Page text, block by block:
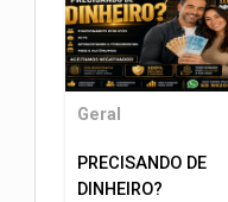
Geral
PRECISANDO DE
DINHEIRO?